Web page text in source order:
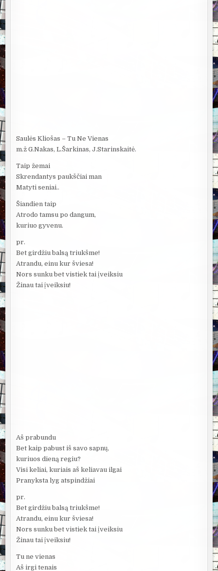
Saulės Kliošas – Tu Ne Vienas
m.ž G.Nakas, L.Šarkinas, J.Starinskaitė.
Taip žemai
Skrendantys paukščiai man
Matyti seniai..
Šiandien taip
Atrodo tamsu po dangum,
kuriuo gyvenu.
pr.
Bet girdžiu balsą triukšme!
Atrandu, einu kur šviesa!
Nors sunku bet vistiek tai įveiksiu
Žinau tai įveiksiu!
Aš prabundu
Bet kaip pabust iš savo sapnų,
kuriuos dieną regiu?
Visi keliai, kuriais aš keliavau ilgai
Pranyksta lyg atspindžiai
pr.
Bet girdžiu balsą triukšme!
Atrandu, einu kur šviesa!
Nors sunku bet vistiek tai įveiksiu
Žinau tai įveiksiu!
Tu ne vienas
Aš irgi tenais